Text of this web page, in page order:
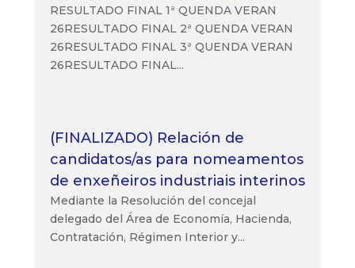
RESULTADO FINAL 1ª QUENDA VERAN
26RESULTADO FINAL 2ª QUENDA VERAN
26RESULTADO FINAL 3ª QUENDA VERAN
26RESULTADO FINAL...
(FINALIZADO) Relación de
candidatos/as para nomeamentos
de enxeñeiros industriais interinos
Mediante la Resolución del concejal
delegado del Área de Economía, Hacienda,
Contratación, Régimen Interior y...